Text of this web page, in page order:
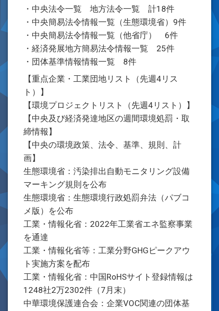
・中央法令一覧 地方法令一覧 計18件
・中央簡易法令情報一覧（生態環境省）9件
・中央簡易法令情報一覧（他省庁） 6件
・経済発展地方簡易法令情報一覧 25件
・団体基準情報情報一覧 8件
【重点企業・工業団地リスト（先週4リス
ト）】
【環境プロジェクトリスト（先週4リスト）】
【中央及び経済発達地区の週間環境処罰・取
締情報】
【中央の環境政策、法令、基準、規則、計
画】
生態環境省：汚染排出自動モニタリング設備
マーキング規則を公布
生態環境省：生態環境行政処罰弁法（パブコ
メ版）を公布
工業・情報化省：2022年工業省エネ監察事業
を通達
工業・情報化省等：工業分野GHGピークアウ
ト実施方案を配布
工業・情報化省：中国RoHSサイト登録情報は
1248社2万2302件（7月末）
中華環境保護連合会：企業VOC関連の団体基